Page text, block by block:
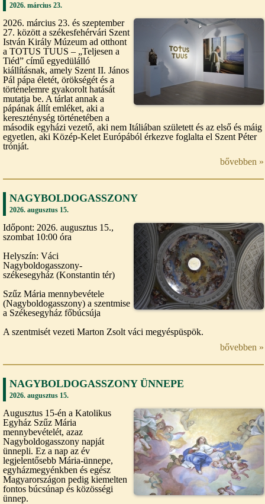
2026. március 23.
2026. március 23. és szeptember
27. között a székesfehérvári Szent
István Király Múzeum ad otthont
a TOTUS TUUS – „Teljesen a
Tiéd” című egyedülálló
kiállításnak, amely Szent II. János
Pál pápa életét, örökségét és a
történelemre gyakorolt hatását
mutatja be. A tárlat annak a
pápának állít emléket, aki a
kereszténység történetében a
második egyházi vezető, aki nem Itáliában született és az első és máig
egyetlen, aki Közép-Kelet Európából érkezve foglalta el Szent Péter
trónját.
bővebben »
NAGYBOLDOGASSZONY
2026. augusztus 15.
Időpont: 2026. augusztus 15.,
szombat 10:00 óra
Helyszín: Váci
Nagyboldogasszony-
székesegyház (Konstantin tér)
Szűz Mária mennybevétele
(Nagyboldogasszony) a szentmise
a Székesegyház főbúcsúja
A szentmisét vezeti Marton Zsolt váci megyéspüspök.
bővebben »
NAGYBOLDOGASSZONY ÜNNEPE
2026. augusztus 15.
Augusztus 15-én a Katolikus
Egyház Szűz Mária
mennybevételét, azaz
Nagyboldogasszony napját
ünnepli. Ez a nap az év
legjelentősebb Mária-ünnepe,
egyházmegyénkben és egész
Magyarországon pedig kiemelten
fontos búcsúnap és közösségi
ünnep.